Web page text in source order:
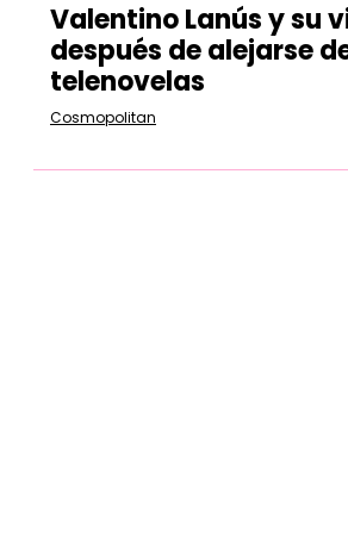
Valentino Lanús y su
después de alejarse
telenovelas
Cosmopolitan